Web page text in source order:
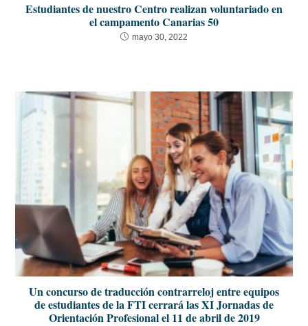
Estudiantes de nuestro Centro realizan voluntariado en
el campamento Canarias 50
mayo 30, 2022
Un concurso de traducción contrarreloj entre equipos
de estudiantes de la FTI cerrará las XI Jornadas de
Orientación Profesional el 11 de abril de 2019